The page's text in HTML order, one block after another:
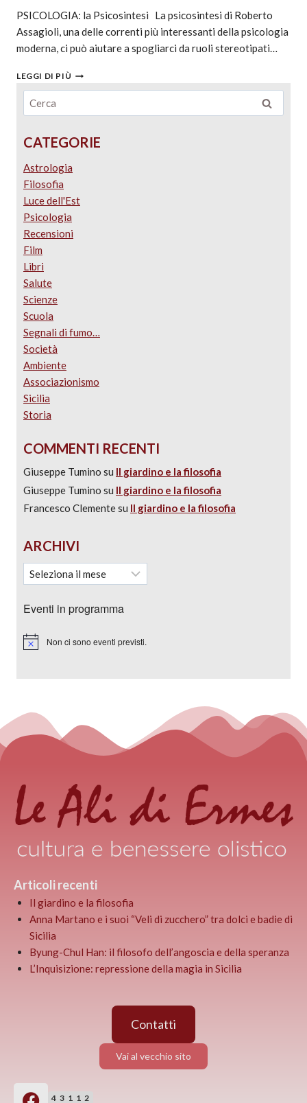
PSICOLOGIA: la Psicosintesi La psicosintesi di Roberto
Assagioli, una delle correnti più interessanti della psicologia
moderna, ci può aiutare a spogliarci da ruoli stereotipati…
LEGGI DI PIÙ
CATEGORIE
Astrologia
Filosofia
Luce dell'Est
Psicologia
Recensioni
Film
Libri
Salute
Scienze
Scuola
Segnali di fumo…
Società
Ambiente
Associazionismo
Sicilia
Storia
COMMENTI RECENTI
Giuseppe Tumino su Il giardino e la filosofia
Giuseppe Tumino su Il giardino e la filosofia
Francesco Clementesu Il giardino e la filosofia
ARCHIVI
Eventi in programma
Notice Non ci sono eventi previsti.
Articoli recenti
Il giardino e la filosofia
Anna Martano e i suoi “Veli di zucchero” tra dolci e badie di
Sicilia
Byung-Chul Han: il filosofo dell’angoscia e della speranza
L’Inquisizione: repressione della magia in Sicilia
Contatti
Vai al vecchio sito
43112